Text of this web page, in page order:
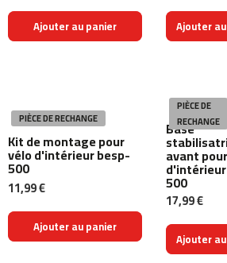
Ajouter au panier Ajouter
PIÈCE DE RECHANGE
Kit de montage pour
vélo d'intérieur besp-
500
11,99 €
Ajouter au panier
PIÈCE DE
RECHANGE
Base
avant
500
17,99 €
Ajouter